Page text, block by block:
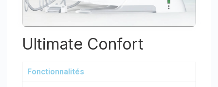
Ultimate Confort
Fonctionnalités